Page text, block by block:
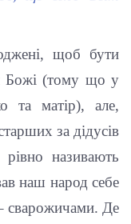
щоб бути
Божі (тому що у
та матір), але,
за дідусів
називають
наш народ себе
сварожичами. Де